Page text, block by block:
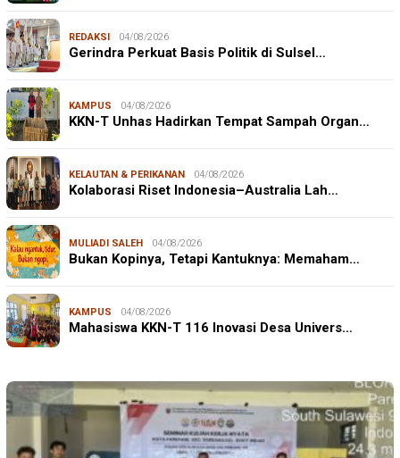
REDAKSI 04/08/2026
Gerindra Perkuat Basis Politik di Sulsel…
KAMPUS 04/08/2026
KKN-T Unhas Hadirkan Tempat Sampah Organ…
KELAUTAN & PERIKANAN 04/08/2026
Kolaborasi Riset Indonesia–Australia Lah…
MULIADI SALEH 04/08/2026
Bukan Kopinya, Tetapi Kantuknya: Memaham…
KAMPUS 04/08/2026
Mahasiswa KKN-T 116 Inovasi Desa Univers…